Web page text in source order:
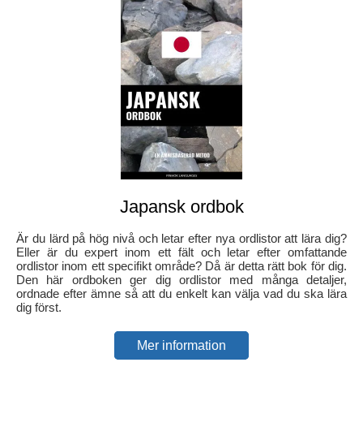
Japansk ordbok
Är du lärd på hög nivå och letar efter nya ordlistor att lära dig?
Eller är du expert inom ett fält och letar efter omfattande
ordlistor inom ett specifikt område? Då är detta rätt bok för dig.
Den här ordboken ger dig ordlistor med många detaljer,
ordnade efter ämne så att du enkelt kan välja vad du ska lära
dig först.
Mer information